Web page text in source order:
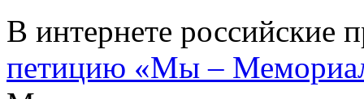
В интернете российские
петицию «Мы –